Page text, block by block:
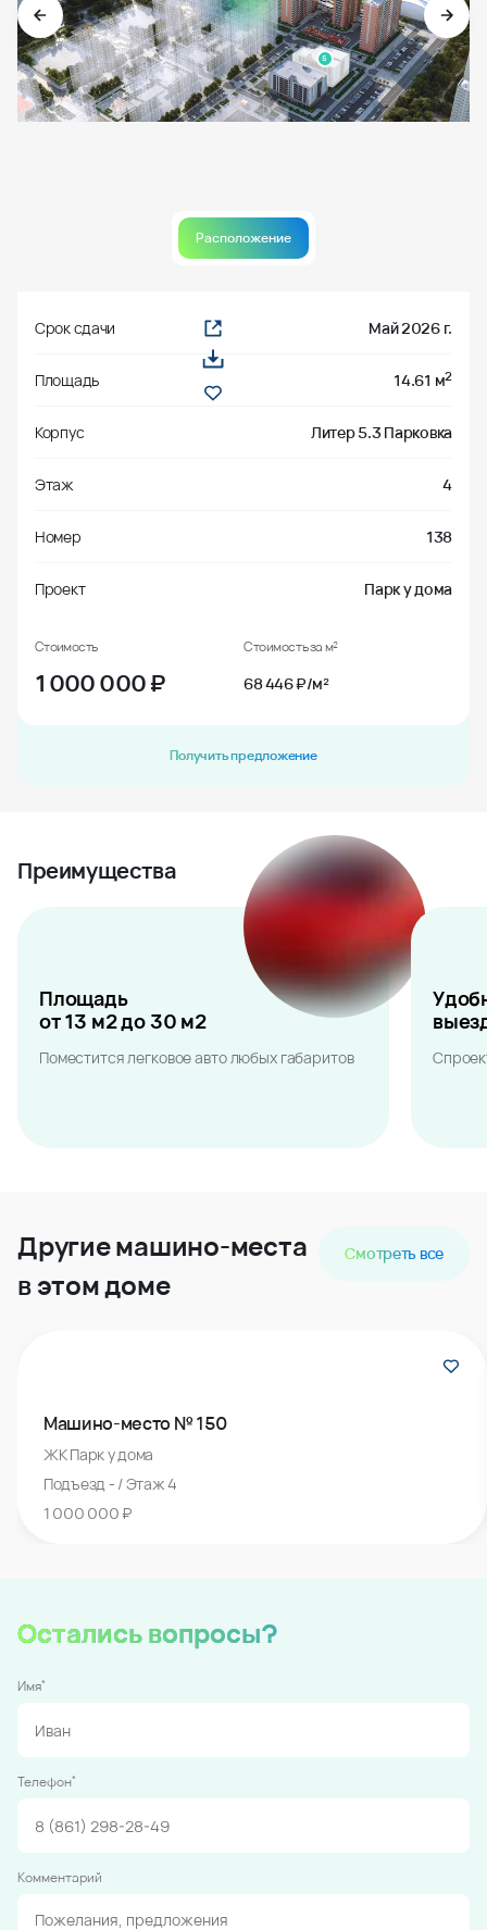
5
Расположение
Срок сдачи Май 2026 г.
Площадь 14.61 м2
Корпус Литер 5.3 Парковка
Этаж 4
Номер 138
Проект Парк у дома
Стоимость
1 000 000₽
Стоимость за м²
68 446 ₽/м²
Получить предложение
Преимущества
Площадь
от 13 м2 до 30 м2
Поместится легковое авто любых габаритов
Другие машино-места
в этом доме
Смотреть все
Машино-место № 150
ЖК Парк у дома
Подъезд - / Этаж 4
1 000 000 ₽
Остались вопросы?
Имя*
Телефон*
Комментарий